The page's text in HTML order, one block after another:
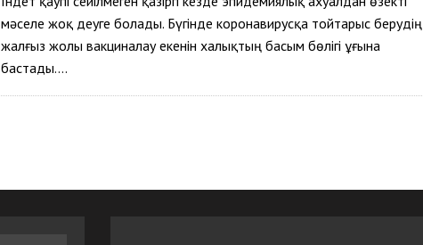
мәселе жоқ деуге болады. Бүгінде коронавирусқа тойтарыс берудің
жалғыз жолы вакциналау екенін халықтың басым бөлігі ұғына
бастады….